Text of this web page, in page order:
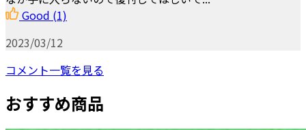
Good (1)
2023/03/12
コメント一覧を見る
おすすめ商品